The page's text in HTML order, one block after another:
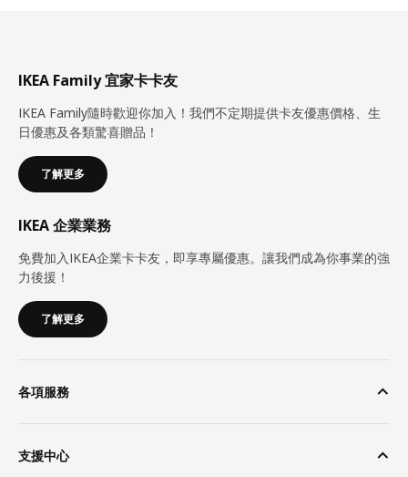
IKEA Family 宜家卡卡友
IKEA Family隨時歡迎你加入！我們不定期提供卡友優惠價格、生
日優惠及各類驚喜贈品！
了解更多
IKEA 企業業務
免費加入IKEA企業卡卡友，即享專屬優惠。讓我們成為你事業的強
力後援！
了解更多
各項服務
支援中心